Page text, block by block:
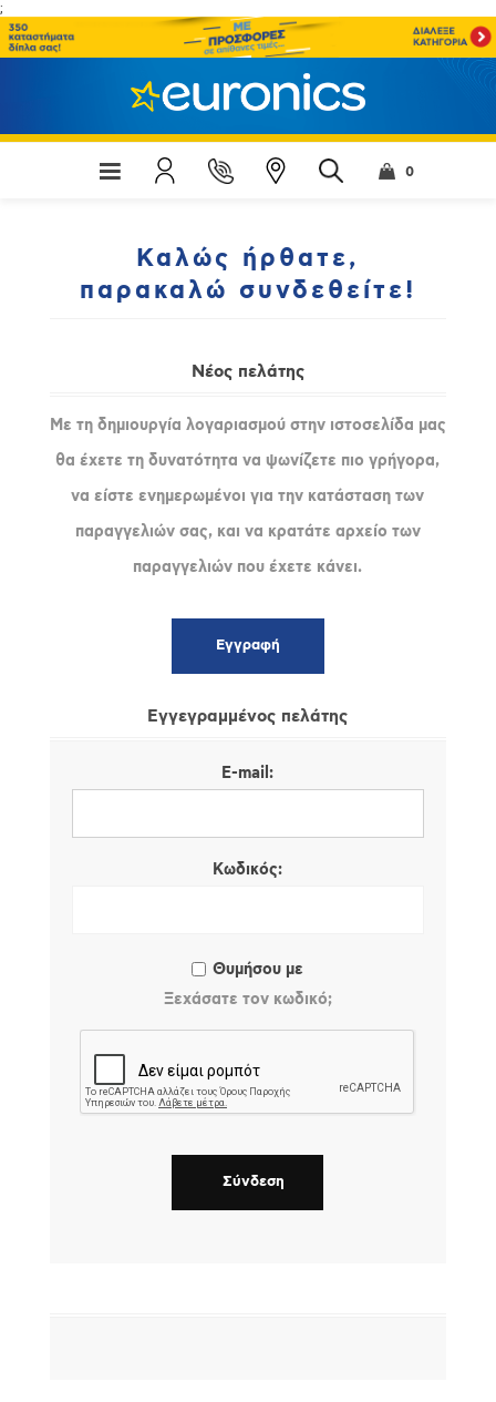
;
0
Καλώς ήρθατε,
παρακαλώ συνδεθείτε!
Νέος πελάτης
Με τη δημιουργία λογαριασμού στην ιστοσελίδα μας
θα έχετε τη δυνατότητα να ψωνίζετε πιο γρήγορα,
να είστε ενημερωμένοι για την κατάσταση των
παραγγελιών σας, και να κρατάτε αρχείο των
παραγγελιών που έχετε κάνει.
Εγγεγραμμένος πελάτης
E-mail:
Κωδικός:
Θυμήσου με
Ξεχάσατε τον κωδικό;